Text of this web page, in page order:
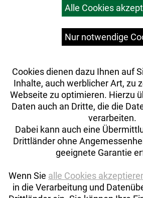
Versandkosten
Alle Cookies
Nur notwendige
Cookies dienen dazu Ihnen auf
Inhalte, auch werblicher Art, zu
Webseite zu optimieren. Hierzu
Daten auch an Dritte, die die
verarbeiten.
Dabei kann auch eine
Drittländer ohne
geeignete Garantie
Wenn Sie alle Cookies
in die Verarbeitung und